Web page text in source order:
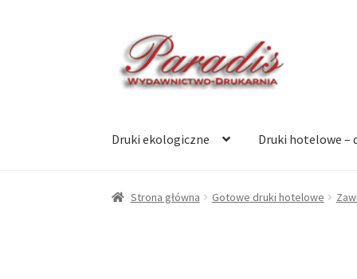
Przejdź
do
nawigacji
Przejdź
do
treści
Druki ekologiczne Druki hotelowe –
Strona główna Gotowe druki hotelowe